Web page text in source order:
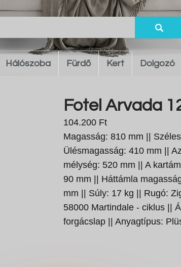
Hálószoba Fürdő Kert Dolgozó
Fotel Arvada
104.200 Ft
Magasság: 810 mm ||
Ülésmagasság: 410 mm ||
mélység: 520 mm || A
90 mm || Háttámla
mm || Súly: 17 kg || Rugó:
58000 Martindale - ciklus ||
forgácslap || Anyagtípus: